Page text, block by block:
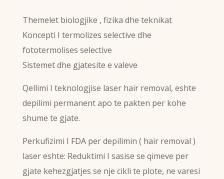
Themelet biologjike , fizika dhe teknikat
Koncepti I termolizes selective dhe
fototermolises selective
Sistemet dhe gjatesite e valeve
Qellimi I teknologjise laser hair removal, eshte
depilimi permanent apo te pakten per kohe
shume te gjate.
Perkufizimi I FDA per depilimin ( hair removal )
laser eshte: Reduktimi I sasise se qimeve per
gjate kehezgjatjes se nje cikli te plote, ne varesi